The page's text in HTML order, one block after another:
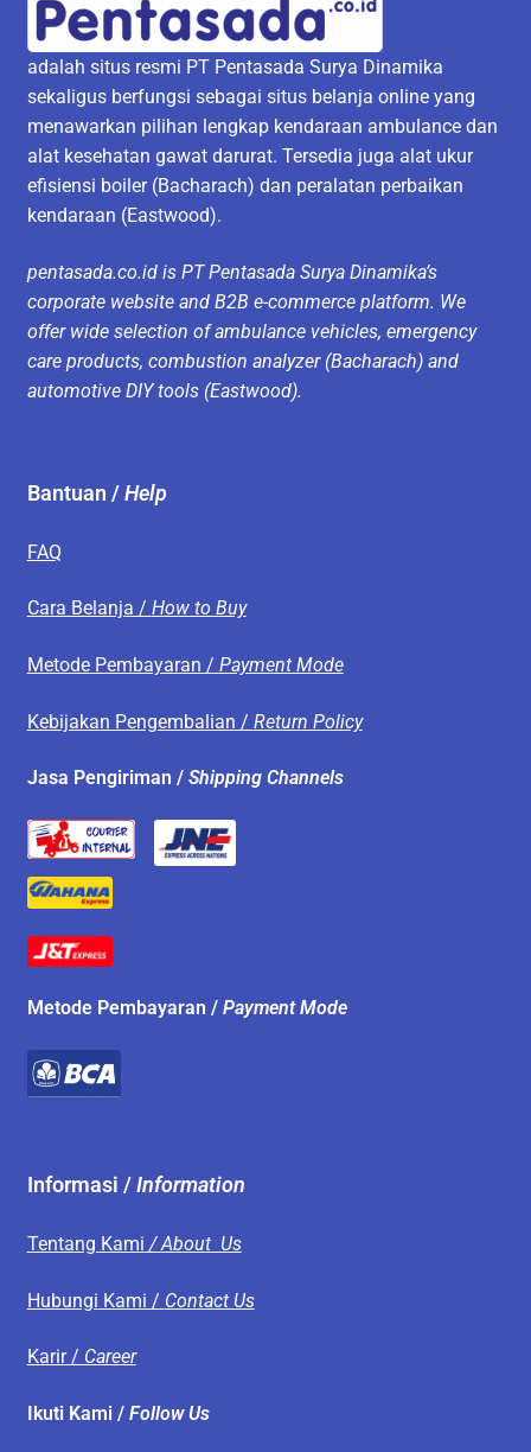
adalah situs resmi PT Pentasada Surya Dinamika
sekaligus berfungsi sebagai situs belanja online yang
menawarkan pilihan lengkap kendaraan ambulance dan
alat kesehatan gawat darurat. Tersedia juga alat ukur
efisiensi boiler (Bacharach) dan peralatan perbaikan
kendaraan (Eastwood).
pentasada.co.id is PT Pentasada Surya Dinamika’s
corporate website and B2B e-commerce platform. We
offer wide selection of ambulance vehicles, emergency
care products, combustion analyzer (Bacharach) and
automotive DIY tools (Eastwood).
Bantuan /Help
FAQ
Cara Belanja / How to Buy
Metode Pembayaran / Payment Mode
Kebijakan Pengembalian / Return Policy
Jasa Pengiriman / Shipping Channels
Metode Pembayaran / Payment Mode
Informasi /Information
Tentang Kami / About Us
Hubungi Kami / Contact Us
Karir / Career
Ikuti Kami / Follow Us